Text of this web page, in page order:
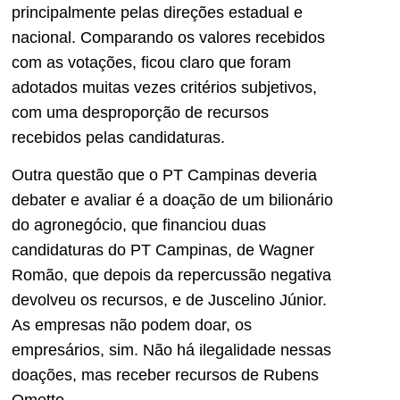
principalmente pelas direções estadual e
nacional. Comparando os valores recebidos
com as votações, ficou claro que foram
adotados muitas vezes critérios subjetivos,
com uma desproporção de recursos
recebidos pelas candidaturas.
Outra questão que o PT Campinas deveria
debater e avaliar é a doação de um bilionário
do agronegócio, que financiou duas
candidaturas do PT Campinas, de Wagner
Romão, que depois da repercussão negativa
devolveu os recursos, e de Juscelino Júnior.
As empresas não podem doar, os
empresários, sim. Não há ilegalidade nessas
doações, mas receber recursos de Rubens